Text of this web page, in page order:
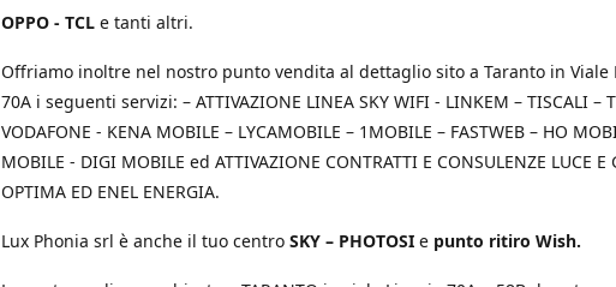
OPPO - TCL e tanti altri.
Offriamo inoltre nel nostro punto vendita al dettaglio sito a Taranto in Viale
70A i seguenti servizi: – ATTIVAZIONE LINEA SKY WIFI - LINKEM – TISCALI –
VODAFONE - KENA MOBILE – LYCAMOBILE – 1MOBILE – FASTWEB – HO
MOBILE - DIGI MOBILE ed ATTIVAZIONE CONTRATTI E CONSULENZE LUCE E
OPTIMA ED ENEL ENERGIA.
Lux Phonia srl è anche il tuo centro SKY – PHOTOSI e punto ritiro Wish.